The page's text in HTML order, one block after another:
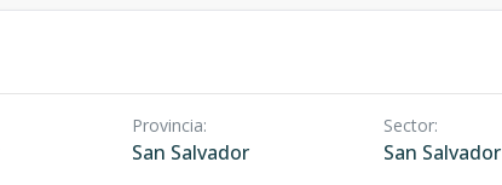
Provincia:
San Salvador
Sector:
San Salvador